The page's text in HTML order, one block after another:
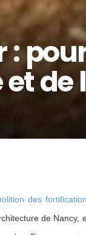
et
des
de